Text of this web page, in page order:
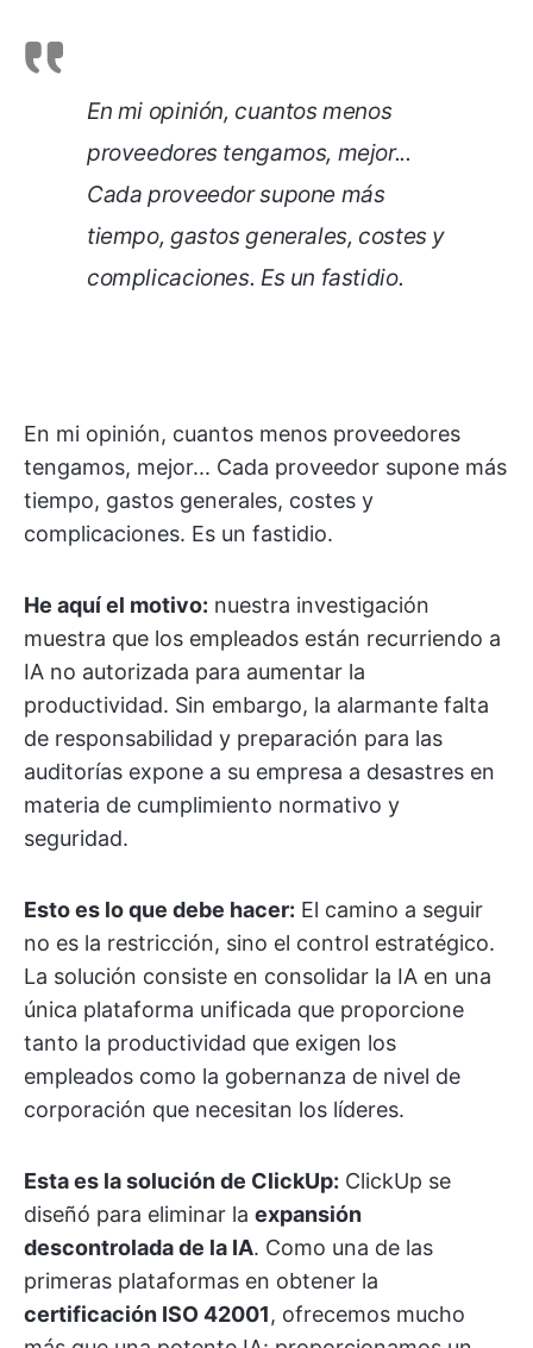
En mi opinión, cuantos menos
proveedores tengamos, mejor...
Cada proveedor supone más
tiempo, gastos generales, costes y
complicaciones. Es un fastidio.
En mi opinión, cuantos menos proveedores
tengamos, mejor... Cada proveedor supone más
tiempo, gastos generales, costes y
complicaciones. Es un fastidio.
He aquí el motivo: nuestra investigación
muestra que los empleados están recurriendo a
IA no autorizada para aumentar la
productividad. Sin embargo, la alarmante falta
de responsabilidad y preparación para las
auditorías expone a su empresa a desastres en
materia de cumplimiento normativo y
seguridad.
Esto es lo que debe hacer: El camino a seguir
no es la restricción, sino el control estratégico.
La solución consiste en consolidar la IA en una
única plataforma unificada que proporcione
tanto la productividad que exigen los
empleados como la gobernanza de nivel de
corporación que necesitan los líderes.
Esta es la solución de ClickUp: ClickUp se
diseñó para eliminar la expansión
descontrolada de la IA. Como una de las
primeras plataformas en obtener la
certificación ISO 42001, ofrecemos mucho